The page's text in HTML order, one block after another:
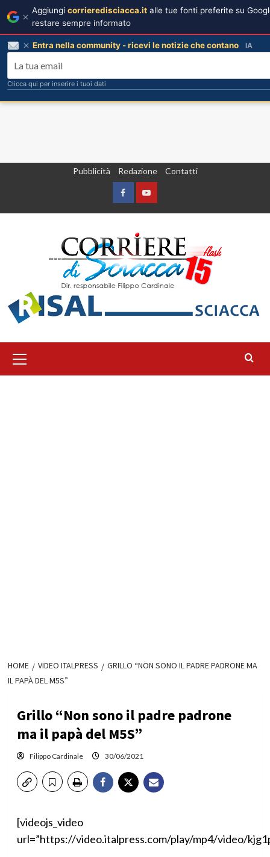
Pubblicità Redazione Contatti
FacebookYountube
principale
HOME VIDEO ITALPRESS
GRILLO “NON SONO IL PADRE PADRONE MA
IL PAPÀ DEL M5S”
Grillo “Non sono il padre padrone
ma il papà del M5S”
Filippo Cardinale 30/06/2021
[videojs_video
url=”https://video.italpress.com/play/mp4/video/
Aggiungi corrieredisciacca.it alle tue fonti preferite su
restare sempre informato
Entra nella community - ricevi le notizie che contano IA
Clicca qui per inserire i tuoi dati